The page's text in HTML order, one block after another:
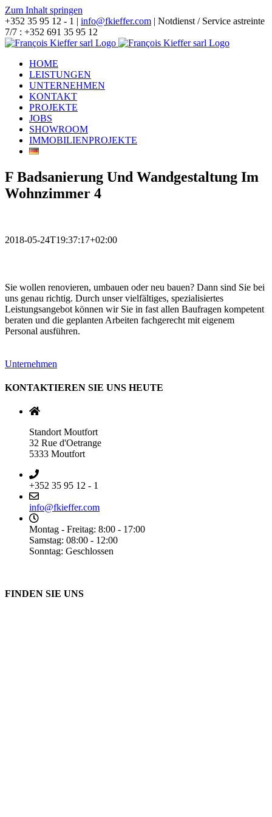
Zum Inhalt springen
+352 35 95 12 - 1 | info@fkieffer.com | Notdienst / Service astreinte
7/7 : +352 691 35 95 12
HOME
LEISTUNGEN
UNTERNEHMEN
KONTAKT
PROJEKTE
JOBS
SHOWROOM
IMMOBILIENPROJEKTE
F Badsanierung Und Wandgestaltung Im
Wohnzimmer 4
2018-05-24T19:37:17+02:00
Sie wollen renovieren, umbauen oder neu bauen? Dann sind Sie bei
uns genau richtig. Durch unser vielfältiges, spezialisiertes
Leistungsangebot können wir Sie in fast allen Baufragen kompetent
beraten und die geplanten Arbeiten fachgerecht mit eigenem
Personal ausführen.
Unternehmen
KONTAKTIEREN SIE UNS HEUTE
Standort Moutfort
32 Rue d'Oetrange
5333 Moutfort
+352 35 95 12 - 1
info@fkieffer.com
Montag - Freitag: 8:00 - 17:00
Samstag: 08:00 - 12:00
Sonntag: Geschlossen
FINDEN SIE UNS